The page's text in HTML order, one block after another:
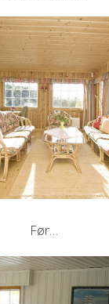
Før…